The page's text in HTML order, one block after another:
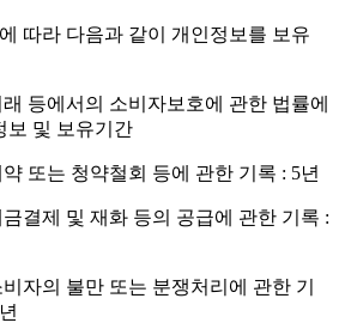
따라 다음과 같이 개인정보를 보유
등에서의 소비자보호에 관한 법률에
보 및 보유기간
약 또는 청약철회 등에 관한 기록 : 5년
금결제 및 재화 등의 공급에 관한 기록 :
비자의 불만 또는 분쟁처리에 관한 기